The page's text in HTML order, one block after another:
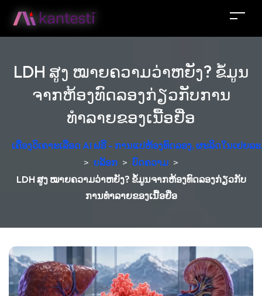
LDH ສູງ ໝາຍຄວາມວ່າຫຍັງ? ຂໍ້ມູນ
ຈາກຫ້ອງທົດລອງກ່ຽວກັບການ
ທຳລາຍຂອງເນື້ອຢື່ອ
ເຄື່ອງວິເຄາະເລືອດ AI ຟຣີ - ການແປຫ້ອງທົດລອງ, ຜະລິດໃນເຢຍລ
> ບລັອກ > ບົດຄວາມ >
LDH ສູງ ໝາຍຄວາມວ່າຫຍັງ? ຂໍ້ມູນຈາກຫ້ອງທົດລອງກ່ຽວກັບ
ການທຳລາຍຂອງເນື້ອຢື່ອ